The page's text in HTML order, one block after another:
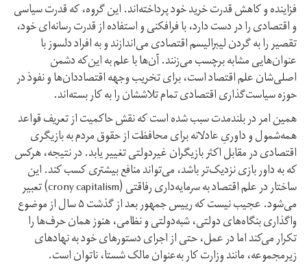
فزاینده و کاهش قدرت خرید خود پرداخته‌اند. این گروه، که قدرت سیاسی
و اقتصادی را در دست دارد، با فرافکنی و استفاده از قدرت رسانه‌ای خود،
تقصیر را به گردن لیبرالیسم اقتصادی می‌اندازند و به افراد دلسوز با
عنوان‌هایی مشابه برچسب می‌زنند. آن‌ها با علم به این‌که دشمن
اصلی‌شان علم اقتصاد است، برای تخریب وجهه اقتصاددان‌ها و نفوذ در
حوزه سیاست‌گذاری اقتصادی تمام تلاششان را به کار بسته‌اند.
همین امر در بلند‌مدت سبب شده است که نقش حاکمیت از تعریف‌ قواعد
همه‌شمول و داوریِ عادلانه برای محافظت از حقوق مردم به بازیگری
اقتصادی در مقابل اکثر بازیگران غیردولتی تغییر یابد. در نتیجه، هر‌کس
که به داور بازی نزدیک‌تر باشد، می‌تواند منافع بیشتری کسب کند. این
ساختار در علم اقتصاد به سرمایه‌داری رفاقتی (crony capitalism) تعبیر
می‌شود. عجیب نیست که رییس جمهور بعد از گذشت ۵ سال از موضوع
واگذاری بنگاه‌های دولتی، شبه‌دولتی و نظامی، هنوز همان حرف‌ها را
تکرار می‌کند اما در عمل، حتی از اجرای دستورهای خود به نهادهای
زیرمجموعه، مانند وزارت کار به‌عنوان مالک شستا، ناتوان است.